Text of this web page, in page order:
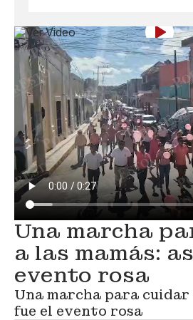
Una marcha
a las mamás:
evento rosa
Una marcha para cuidar
fue el evento rosa